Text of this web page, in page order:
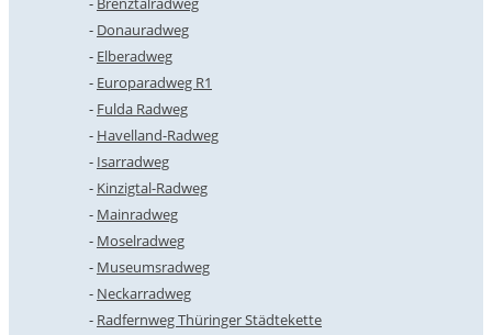
Donauradweg
Elberadweg
Europaradweg R1
Fulda Radweg
Havelland-Radweg
Isarradweg
Kinzigtal-Radweg
Mainradweg
Moselradweg
Museumsradweg
Neckarradweg
Radfernweg Thüringer Städtekette